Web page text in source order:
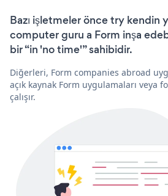
Bazı işletmeler önce try kendin
computer guru a Form inşa
bir “in 'no time'” sahibidir.
Diğerleri, Form companies abroad
açık kaynak Form uygulamaları veya
çalışır.